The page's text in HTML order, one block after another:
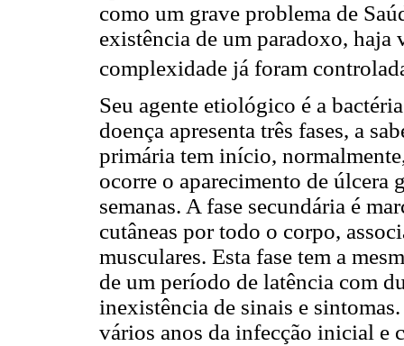
como um grave problema de
existência de um paradoxo, haja
complexidade já foram
Seu agente etiológico é a
doença apresenta três fases, a
primária tem início,
ocorre o aparecimento de úlcera
semanas. A fase secundária é
cutâneas por todo o corpo,
musculares. Esta fase tem a
de um período de latência com
inexistência de sinais e
vários anos da infecção inicial e